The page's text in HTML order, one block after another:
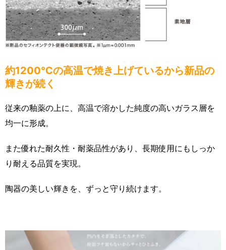
約1200℃の高温で焼き上げているから新品の
輝きが続く
従来の釉薬の上に、高温で溶かした純度の高いガラス層を
均一に形成。
また優れた耐久性・耐薬品性があり、長期使用にもしっか
り耐える品質を実現。
陶器の美しい輝きを、ずっと守り続けます。